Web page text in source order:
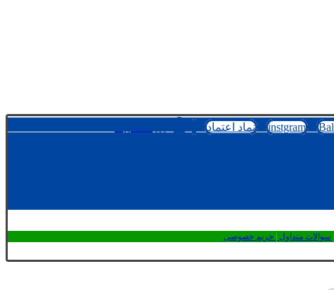
instgram نماد اعتماد
سوالات متداول حریم خصوصی